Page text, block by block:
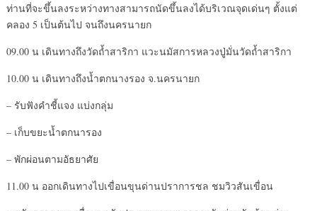
ท่านที่จะขึ้นลงระหว่างทางสามารถนัดขึ้นลงได้บริเวณจุดเด่นๆ ตั้งแต่
คลอง 5 เป็นต้นไป จนถึงนครนายก
09.00 น เดินทางถึงวัดถ้ำสาริกา แวะนมัสการหลวงปู่มั่นวัดถ้ำสาริกา
10.00 น เดินทางถึงน้ำตกนางรอง จ.นครนายก
– รับฟังคำชี้แจง แบ่งกลุ่ม
– เก็บขยะน้ำตกนารอง
– พักผ่อนตามอัธยาศัย
11.00 น ออกเดินทางไปเขื่อนขุนด่านปราการชล ชมวิวสันเขื่อน